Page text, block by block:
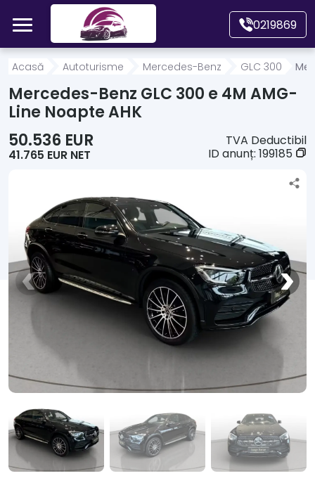
Mergi direct la conținutul principal
0219869
Acasă
Autoturisme
Motociclete
Alte tipuri vehicule
Despre Noi
Contact
Acasă Autoturisme Mercedes-Benz GLC 300
Mercedes-Benz GLC 300 e 4M AMG-
Line Noapte AHK
50.536 EUR
41.765 EUR NET
TVA Deductibil
ID anunț: 199185